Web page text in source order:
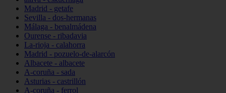
Madrid - getafe
Sevilla - dos-hermanas
Málaga - benalmádena
Ourense - ribadavia
La-rioja - calahorra
Madrid - pozuelo-de-alarcón
Albacete - albacete
A-coruña - sada
Asturias - castrillón
A-coruña - ferrol